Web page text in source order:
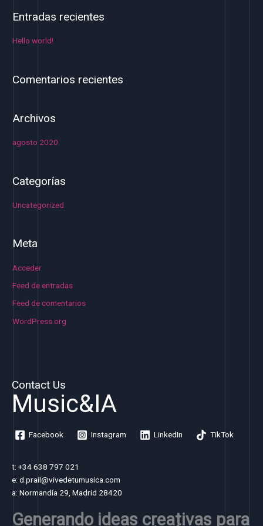
c
a
o
:
Entradas recientes
Hello world!
Comentarios recientes
Archivos
agosto 2020
Categorías
Uncategorized
Meta
Acceder
Feed de entradas
Feed de comentarios
WordPress.org
Contact Us
Music&IA
Facebook Instagram LinkedIn TikTok
t: +34 638 797 021
e: d.prail@vivedetumusica.com
a: Normandía 29, Madrid 28420
Generando ideas creativas para